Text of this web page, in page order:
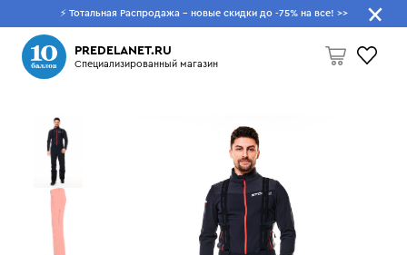
⚡ Тотальная Распродажа - новые скидки до -75% на все! >>
PREDELANET.RU
Специализированный магазин
Пусто
Что будем искать?